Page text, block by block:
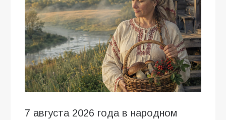
7 августа 2026 года в народном